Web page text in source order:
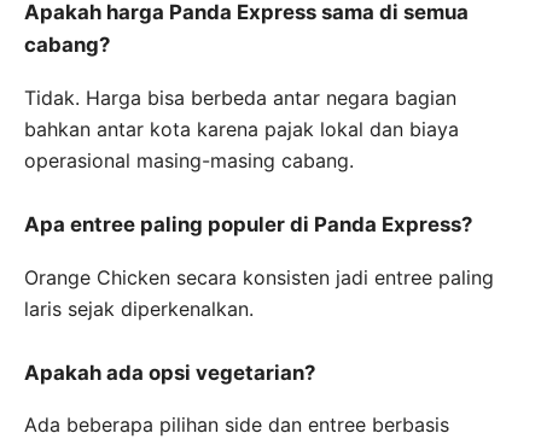
Apakah harga Panda Express sama di semua
cabang?
Tidak. Harga bisa berbeda antar negara bagian
bahkan antar kota karena pajak lokal dan biaya
operasional masing-masing cabang.
Apa entree paling populer di Panda Express?
Orange Chicken secara konsisten jadi entree paling
laris sejak diperkenalkan.
Apakah ada opsi vegetarian?
Ada beberapa pilihan side dan entree berbasis